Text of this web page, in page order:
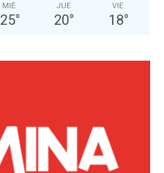
MIÉ
25°
JUE
20°
VIE
18°